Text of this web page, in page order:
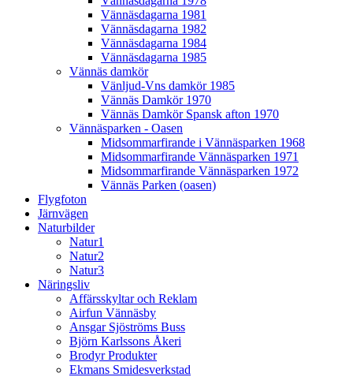
Vännäsdagarna 1981
Vännäsdagarna 1982
Vännäsdagarna 1984
Vännäsdagarna 1985
Vännäs damkör
Vänljud-Vns damkör 1985
Vännäs Damkör 1970
Vännäs Damkör Spansk afton 1970
Vännäsparken - Oasen
Midsommarfirande i Vännäsparken 1968
Midsommarfirande Vännäsparken 1971
Midsommarfirande Vännäsparken 1972
Vännäs Parken (oasen)
Flygfoton
Järnvägen
Naturbilder
Natur1
Natur2
Natur3
Näringsliv
Affärsskyltar och Reklam
Airfun Vännäsby
Ansgar Sjöströms Buss
Björn Karlssons Åkeri
Brodyr Produkter
Ekmans Smidesverkstad